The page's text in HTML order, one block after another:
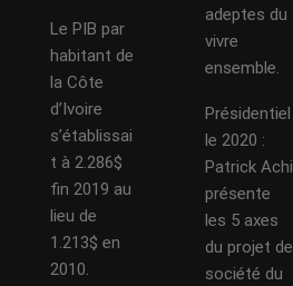
Le PIB par
habitant de
la Côte
d’Ivoire
s’établissai
t à 2.286$
fin 2019 au
lieu de
1.213$ en
2010.
adeptes du
vivre
ensemble.
Présidentiel
le 2020 :
Patrick Achi
présente
les 5 axes
du projet de
société du